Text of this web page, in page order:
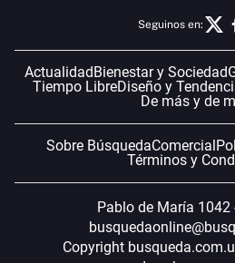
Seguinos en:
Actualidad Bienestar y Sociedad
Tiempo LibreDiseño y
De más y de
Sobre BúsquedaComercial
Términos y
Pablo de María 1042
Copyright